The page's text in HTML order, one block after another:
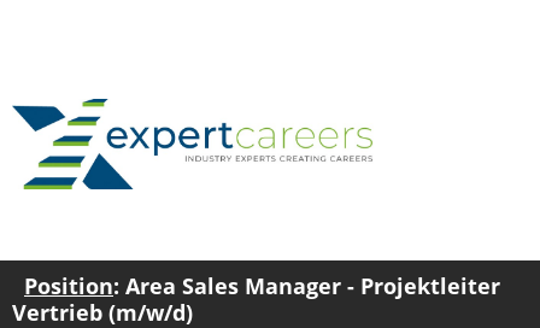
Position: Area Sales Manager - Projektleiter
Vertrieb (m/w/d)